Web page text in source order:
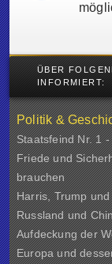
ÜBER
INFORMIERT:
Politik &
Staatsfeind Nr. 1
Friede und
brauchen
Harris, Trump
Russland und
Aufdeckung der
Europa und